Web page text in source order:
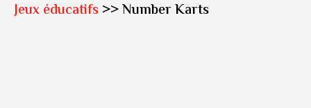
Jeux éducatifs>> Number Karts